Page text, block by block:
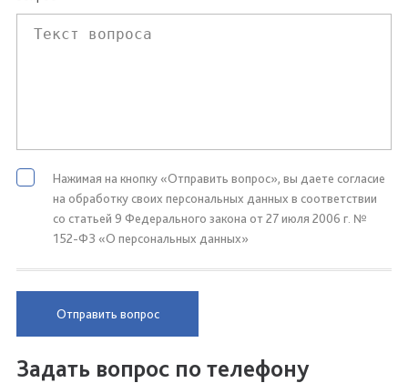
Нажимая на кнопку «Отправить вопрос», вы даете согласие
на обработку своих персональных данных в соответствии
со статьей 9 Федерального закона от 27 июля 2006 г. №
152-ФЗ «О персональных данных»
Отправить вопрос
Задать вопрос по телефону